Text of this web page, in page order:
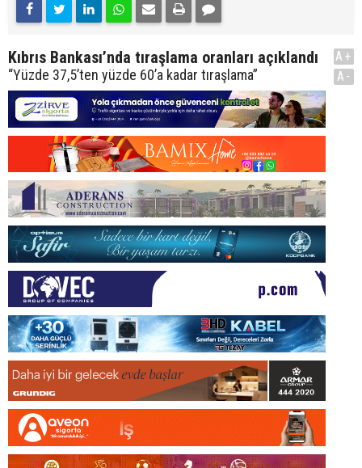
Kıbrıs Bankası’nda tıraşlama oranları açıklandı
“Yüzde 37,5’ten yüzde 60’a kadar tıraşlama”
A+
A-